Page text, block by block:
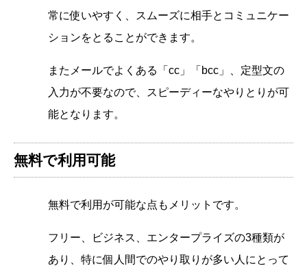
常に使いやすく、スムーズに相手とコミュニケー
ションをとることができます。
またメールでよくある「cc」「bcc」、定型文の
入力が不要なので、スピーディーなやりとりが可
能となります。
無料で利用可能
無料で利用が可能な点もメリットです。
フリー、ビジネス、エンタープライズの3種類が
あり、特に個人間でのやり取りが多い人にとって